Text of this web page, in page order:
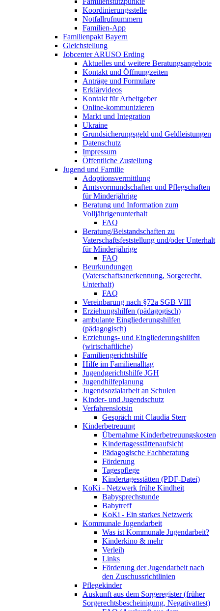
Koordinierungsstelle
Notfallrufnummern
Familien-App
Familienpakt Bayern
Gleichstellung
Jobcenter ARUSO Erding
Aktuelles und weitere Beratungsangebote
Kontakt und Öffnungzeiten
Anträge und Formulare
Erklärvideos
Kontakt für Arbeitgeber
Online-kommunizieren
Markt und Integration
Ukraine
Grundsicherungsgeld und Geldleistungen
Datenschutz
Impressum
Öffentliche Zustellung
Jugend und Familie
Adoptionsvermittlung
Amtsvormundschaften und Pflegschaften
für Minderjährige
Beratung und Information zum
Volljährigenunterhalt
FAQ
Beratung/Beistandschaften zu
Vaterschaftsfeststellung und/oder Unterhalt
für Minderjährige
FAQ
Beurkundungen
(Vaterschaftsanerkennung, Sorgerecht,
Unterhalt)
FAQ
Vereinbarung nach §72a SGB VIII
Erziehungshilfen (pädagogisch)
ambulante Eingliederungshilfen
(pädagogisch)
Erziehungs- und Eingliederungshilfen
(wirtschaftliche)
Familiengerichtshilfe
Hilfe im Familienalltag
Jugendgerichtshilfe JGH
Jugendhilfeplanung
Jugendsozialarbeit an Schulen
Kinder- und Jugendschutz
Verfahrenslotsin
Gespräch mit Claudia Sterr
Kinderbetreuung
Übernahme Kinderbetreuungskosten
Kindertagesstättenaufsicht
Pädagogische Fachberatung
Förderung
Tagespflege
Kindertagesstätten (PDF-Datei)
KoKi - Netzwerk frühe Kindheit
Babysprechstunde
Babytreff
KoKi - Ein starkes Netzwerk
Kommunale Jugendarbeit
Was ist Kommunale Jugendarbeit?
Kinderkino & mehr
Verleih
Links
Förderung der Jugendarbeit nach
den Zuschussrichtlinien
Pflegekinder
Auskunft aus dem Sorgeregister (früher
Sorgerechtsbescheinigung, Negativattest)